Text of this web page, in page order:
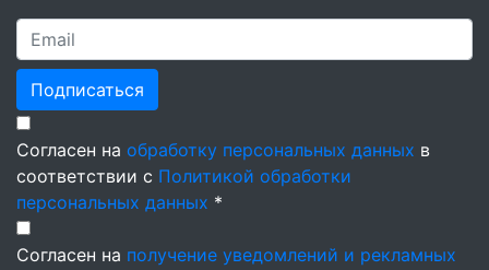
Подписаться
Согласен на обработку персональных данных в
соответствии с Политикой обработки
персональных данных *
Согласен на получение уведомлений и рекламных